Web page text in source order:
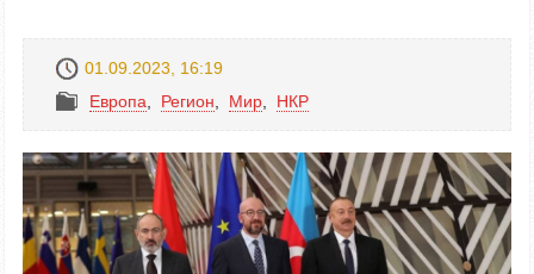
01.09.2023, 16:19
Европа
Регион Mир НКР